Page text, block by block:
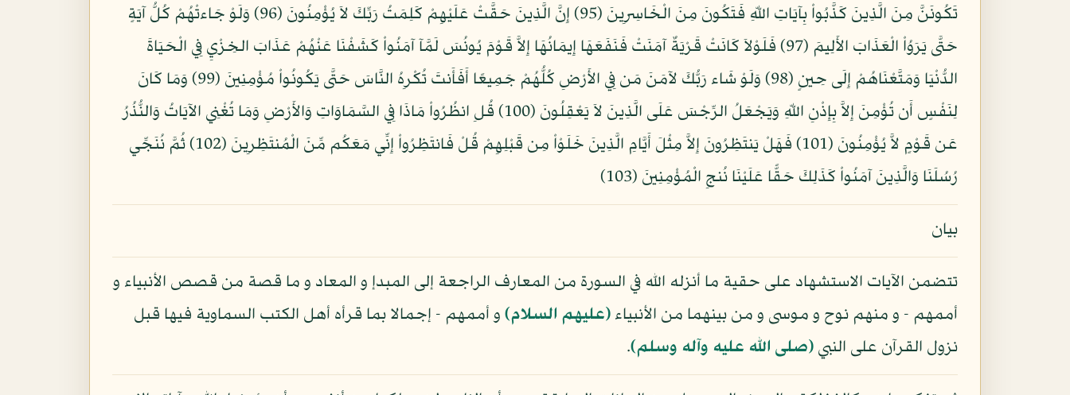
تَكُونَنَّ مِنَ الَّذِينَ كَذَّبُواْ بِآيَاتِ اللّهِ فَتَكُونَ مِنَ الْخَاسِرِينَ (95) إِنَّ الَّذِينَ حَقَّتْ عَلَيْهِمْ كَلِمَتُ رَبِّكَ لاَ يُؤْمِنُونَ (96) وَلَوْ جَاءتْهُمْ كُلُّ آيَةٍ
حَتَّى يَرَوُاْ الْعَذَابَ الأَلِيمَ (97) فَلَوْلاَ كَانَتْ قَرْيَةٌ آمَنَتْ فَنَفَعَهَا إِيمَانُهَا إِلاَّ قَوْمَ يُونُسَ لَمَّآ آمَنُواْ كَشَفْنَا عَنْهُمْ عَذَابَ الخِزْيِ فِي الْحَيَاةَ
الدُّنْيَا وَمَتَّعْنَاهُمْ إِلَى حِينٍ (98) وَلَوْ شَاء رَبُّكَ لآمَنَ مَن فِي الأَرْضِ كُلُّهُمْ جَمِيعًا أَفَأَنتَ تُكْرِهُ النَّاسَ حَتَّى يَكُونُواْ مُؤْمِنِينَ (99) وَمَا كَانَ
لِنَفْسٍ أَن تُؤْمِنَ إِلاَّ بِإِذْنِ اللّهِ وَيَجْعَلُ الرِّجْسَ عَلَى الَّذِينَ لاَ يَعْقِلُونَ (100) قُلِ انظُرُواْ مَاذَا فِي السَّمَاوَاتِ وَالأَرْضِ وَمَا تُغْنِي الآيَاتُ وَالنُّذُرُ
عَن قَوْمٍ لاَّ يُؤْمِنُونَ (101) فَهَلْ يَنتَظِرُونَ إِلاَّ مِثْلَ أَيَّامِ الَّذِينَ خَلَوْاْ مِن قَبْلِهِمْ قُلْ فَانتَظِرُواْ إِنِّي مَعَكُم مِّنَ الْمُنتَظِرِينَ (102) ثُمَّ نُنَجِّي
رُسُلَنَا وَالَّذِينَ آمَنُواْ كَذَلِكَ حَقًّا عَلَيْنَا نُنجِ الْمُؤْمِنِينَ (103)
بيان
تتضمن الآيات الاستشهاد على حقية ما أنزله الله في السورة من المعارف الراجعة إلى المبدإ و المعاد و ما قصة من قصص الأنبياء و
أممهم - و منهم نوح و موسى و من بينهما من الأنبياء (عليهم السلام) و أممهم - إجمالا بما قرأه أهل الكتب السماوية فيها قبل
نزول القرآن على النبي (صلى الله عليه وآله وسلم).